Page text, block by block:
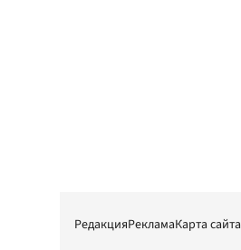
РедакцияРекламаКарта сайта